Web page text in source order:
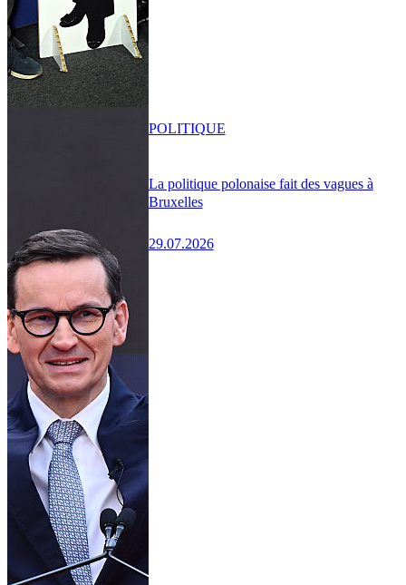
La politique polonaise fait des vagues à
Bruxelles
29.07.2026
POLITIQUE